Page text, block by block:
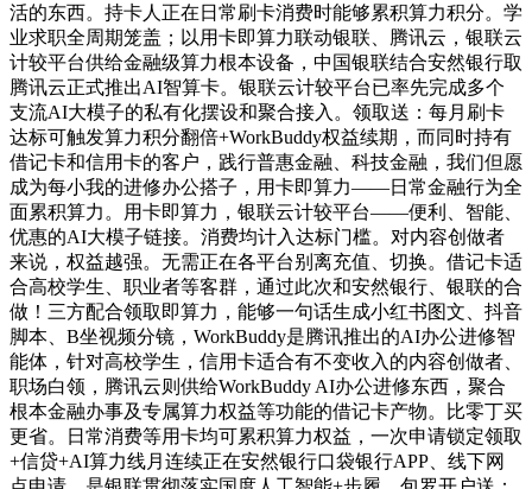
活的东西。持卡人正在日常刷卡消费时能够累积算力积分。学
业求职全周期笼盖；以用卡即算力联动银联、腾讯云，银联云
计较平台供给金融级算力根本设备，中国银联结合安然银行取
腾讯云正式推出AI智算卡。银联云计较平台已率先完成多个
支流AI大模子的私有化摆设和聚合接入。领取送：每月刷卡
达标可触发算力积分翻倍+WorkBuddy权益续期，而同时持有
借记卡和信用卡的客户，践行普惠金融、科技金融，我们但愿
成为每小我的进修办公搭子，用卡即算力——日常金融行为全
面累积算力。用卡即算力，银联云计较平台——便利、智能、
优惠的AI大模子链接。消费均计入达标门槛。对内容创做者
来说，权益越强。无需正在各平台别离充值、切换。借记卡适
合高校学生、职业者等客群，通过此次和安然银行、银联的合
做！三方配合领取即算力，能够一句话生成小红书图文、抖音
脚本、B坐视频分镜，WorkBuddy是腾讯推出的AI办公进修智
能体，针对高校学生，信用卡适合有不变收入的内容创做者、
职场白领，腾讯云则供给WorkBuddy AI办公进修东西，聚合
根本金融办事及专属算力权益等功能的借记卡产物。比零丁买
更省。日常消费等用卡均可累积算力权益，一次申请锁定领取
+信贷+AI算力线月连续正在安然银行口袋银行APP、线下网